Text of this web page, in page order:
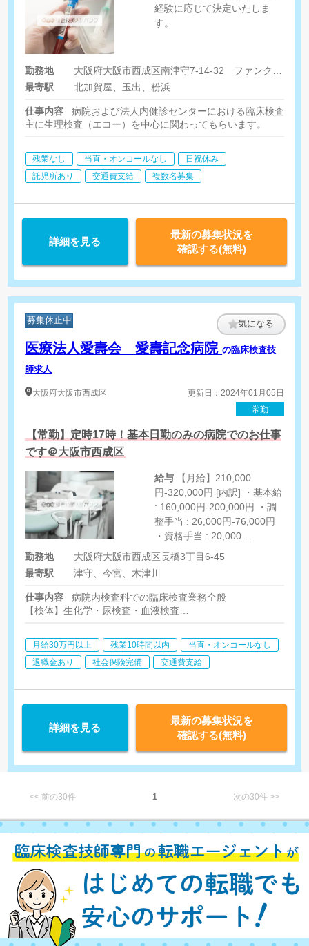
経験に応じて決定いたしま
す。
勤務地
大阪府大阪市西成区南津守7-14-32 ファンクスビル1F
最寄駅
北加賀屋、玉出、粉浜
仕事内容
病院および法人内健診センターにおける臨床検査技師
主に生理検査（エコー）を中心に関わってもらいます。
残業なし 当直・オンコールなし
日祝休み
託児所あり
交通費支給 複数名募集
詳細を見る
最新の募集状況を
確認する(無料)
募集休止中 気になる
医療法人愛壽会 愛壽記念病院の臨床検査技
師求人
大阪府大阪市西成区
更新日：2024年01月05日
常勤
【常勤】定時17時！基本日勤のみの病院でのお仕事
です＠大阪市西成区
給与
円-320,000円 [内訳] ・基本給
: 160,000円-200,000円 ・調
整手当 : 26,000円-76,000円
・資格手当 : 20,000
円-40,000円 ・住宅手当 :
4,000円-4,000円
勤務地
大阪府大阪市西成区長橋3丁目6-45
最寄駅
津守、今宮、木津川
仕事内容
病院内検査科での臨床検査業務全般
【検体】生化学・尿検査・血液検査
月給30万円以上 残業10時間以内
当直・オンコールなし
退職金あり
社会保険完備 交通費支給
詳細を見る
最新の募集状況を
確認する(無料)
<< 前の30件 1 次の30件 >>